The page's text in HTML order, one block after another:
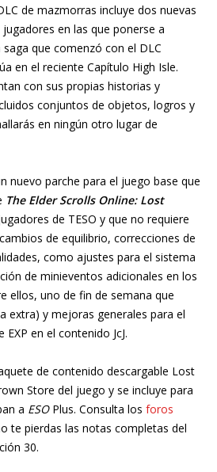
de mazmorras incluye dos nuevas
en las que ponerse a
que comenzó con el DLC
en el reciente Capítulo High Isle.
con sus propias historias y
conjuntos de objetos, logros y
en ningún otro lugar de
nuevo parche para el juego base que
The Elder Scrolls Online: Lost
de TESO y que no requiere
de equilibrio, correcciones de
como ajustes para el sistema
de minieventos adicionales en los
ellos, uno de fin de semana que
extra) y mejoras generales para el
en el contenido JcJ.
de contenido descargable Lost
Store del juego y se incluye para
a ESOPlus. Consulta los foros
te pierdas las notas completas del
30.